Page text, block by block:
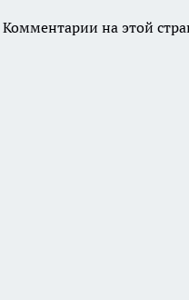
Комментарии на этой